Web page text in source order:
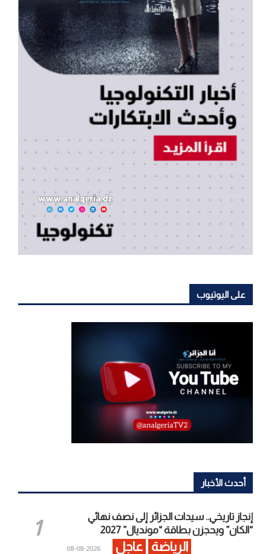
على اليوتيوب
أحدث الأخبار
إنجاز تاريخي.. سيدات الجزائر إلى نصف نهائي
“الكان” ويحجزن بطاقة “مونديال” 2027
الرياضة عاجل 2026-08-08